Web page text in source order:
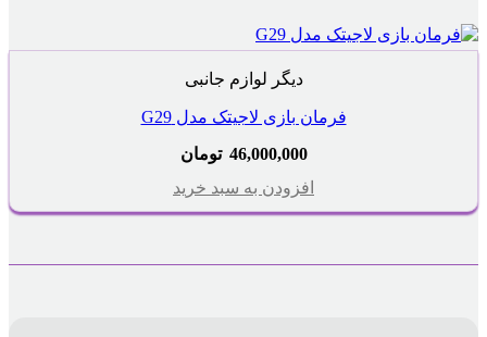
دیگر لوازم جانبی
فرمان بازی لاجیتک مدل G29
46,000,000 تومان
افزودن به سبد خرید